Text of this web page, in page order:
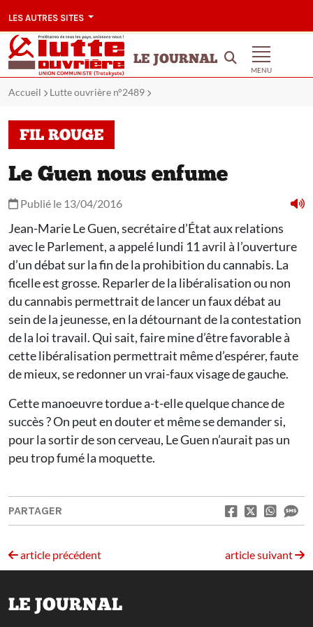
LES AUTRES SITES
LE JOURNAL
MENU
Accueil Lutte ouvrière n°2489
FIL ROUGE
Le Guen nous enfume
Publié le 13/04/2016
Jean-Marie Le Guen, secrétaire d’État aux relations
avec le Parlement, a appelé lundi 11 avril à l’ouverture
d’un débat sur la fin de la prohibition du cannabis. La
ficelle est grosse. Reparler de la libéralisation ou non
du cannabis permettrait de lancer un faux débat au
sein de la jeunesse, en la détournant de la contestation
de la loi travail. Qui sait, faire mine d’être favorable à
cette libéralisation permettrait même d’espérer, faute
de mieux, se redonner un vrai-faux visage de gauche.
Cette manoeuvre tordue a-t-elle quelque chance de
succès ? On peut en douter et même se demander si,
pour la sortir de son cerveau, Le Guen n’aurait pas un
peu trop fumé la moquette.
PARTAGER
article précédent article suivant
LE JOURNAL